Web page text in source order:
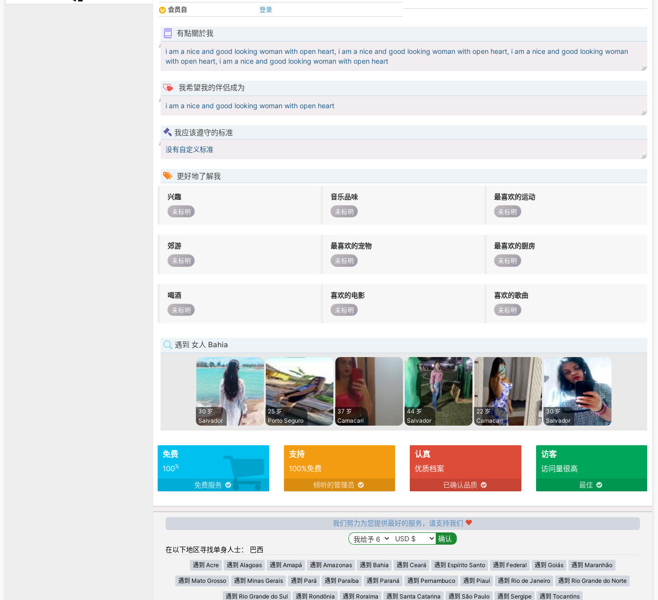
会员自
登录
有點關於我
i am a nice and good looking woman with open heart, i am a nice and good looking woman with open heart, i am a nice and good looking woman
with open heart, i am a nice and good looking woman with open heart
我希望我的伴侣成为
i am a nice and good looking woman with open heart
我应该遵守的标准
没有自定义标准
更好地了解我
兴趣
未标明
音乐品味
未标明
最喜欢的运动
未标明
郊游
未标明
最喜欢的宠物
未标明
最喜欢的厨房
未标明
喝酒
未标明
喜欢的电影
未标明
喜欢的歌曲
未标明
遇到 女人 Bahia
30 岁
Salvador
25 岁
Porto Seguro
37 岁
Camacari
44 岁
Salvador
22 岁
Camacari
30 岁
Salvador
免费
100%
免费服务
支持
100%免费
倾听的管理员
认真
优质档案
已确认品质
访客
访问量很高
最佳
我们努力为您提供最好的服务，请支持我们
在以下地区寻找单身人士： 巴西
遇到 Acre 遇到 Alagoas 遇到 Amapá 遇到 Amazonas 遇到 Bahia 遇到 Ceará 遇到 Espírito Santo 遇到 Federal 遇到 Goiás 遇到 Maranhão
遇到 Mato Grosso 遇到 Minas Gerais 遇到 Pará 遇到 Paraíba 遇到 Paraná 遇到 Pernambuco 遇到 Piauí 遇到 Rio de Janeiro 遇到 Rio Grande do Norte
遇到 Rio Grande do Sul 遇到 Rondônia 遇到 Roraima 遇到 Santa Catarina 遇到 São Paulo 遇到 Sergipe 遇到 Tocantins